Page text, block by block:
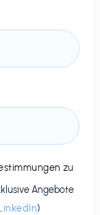
zu
Angebote
)